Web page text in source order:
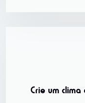
Crie um